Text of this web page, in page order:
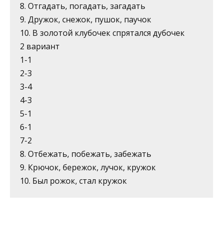
8. Отгадать, погадать, загадать
9. Дружок, снежок, пушок, паучок
10. В золотой клубочек спрятался дубочек
2 вариант
1-1
2-3
3-4
4-3
5-1
6-1
7-2
8. Отбежать, побежать, забежать
9. Крючок, бережок, лучок, кружок
10. Был рожок, стал кружок